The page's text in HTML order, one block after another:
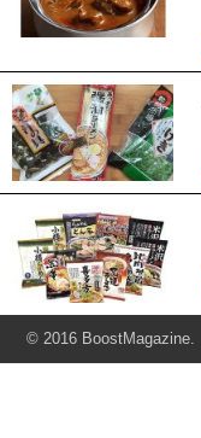
© 2016 BoostMagazine.